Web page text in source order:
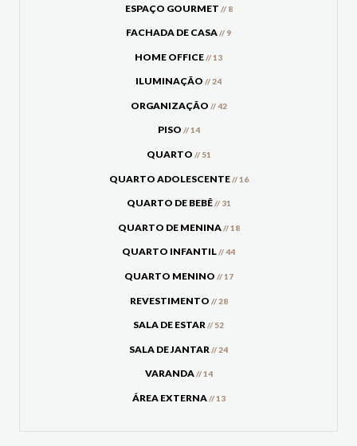
ESPAÇO GOURMET // 8
FACHADA DE CASA// 9
HOME OFFICE// 13
ILUMINAÇÃO // 24
ORGANIZAÇÃO // 42
PISO // 14
QUARTO // 51
QUARTO ADOLESCENTE// 16
QUARTO DE BEBÊ// 31
QUARTO DE MENINA// 18
QUARTO INFANTIL// 44
QUARTO MENINO // 17
REVESTIMENTO // 28
SALA DE ESTAR// 52
SALA DE JANTAR // 24
VARANDA// 14
ÁREA EXTERNA// 13